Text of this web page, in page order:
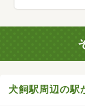
犬飼駅周辺の駅